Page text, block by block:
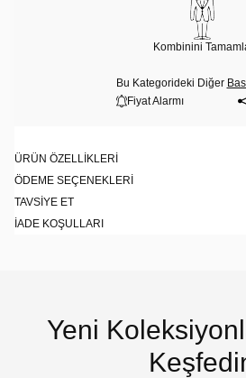
Kombinini
Bu Kategorideki Diğer
Fiyat Alarmı
ÜRÜN ÖZELLIKLERI
ÖDEME SEÇENEKLERI
TAVSIYE ET
İADE KOŞULLARI
Yeni